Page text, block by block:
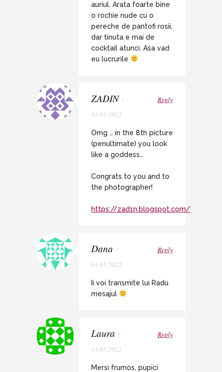
auriul. Arata foarte bine
o rochie nude cu o
pereche de pantofi rosii,
dar tinuta e mai de
cocktail atunci. Asa vad
eu lucrurile
ZADIN /
01.05.2012
Reply
Omg … in the 8th picture
(penultimate) you look
like a goddess…
Congrats to you and to
the photographer!
https://zad1n.blogspot.com/
Dana /
01.05.2012
Reply
Ii voi transmite lui Radu
mesajul
Laura /
01.05.2012
Reply
Mersi frumos, pupici